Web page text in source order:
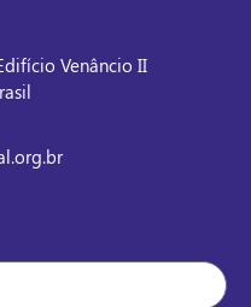
Venâncio II